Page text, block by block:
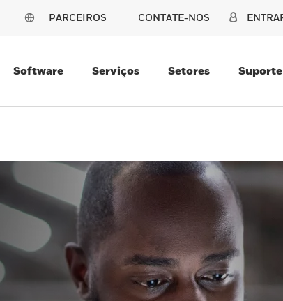
PARCEIROS CONTATE-NOS
Software Serviços Setores Suporte